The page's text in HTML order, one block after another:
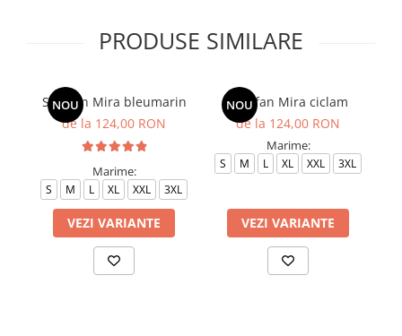
PRODUSE SIMILARE
NOU
Sarafan Mira bleumarin
de la 124,00 RON
Marime:
S M L XL XXL 3XL
VEZI VARIANTE
NOU
Sarafan Mira ciclam
de la 124,00 RON
Marime:
S M L XL XXL 3XL
VEZI VARIANTE